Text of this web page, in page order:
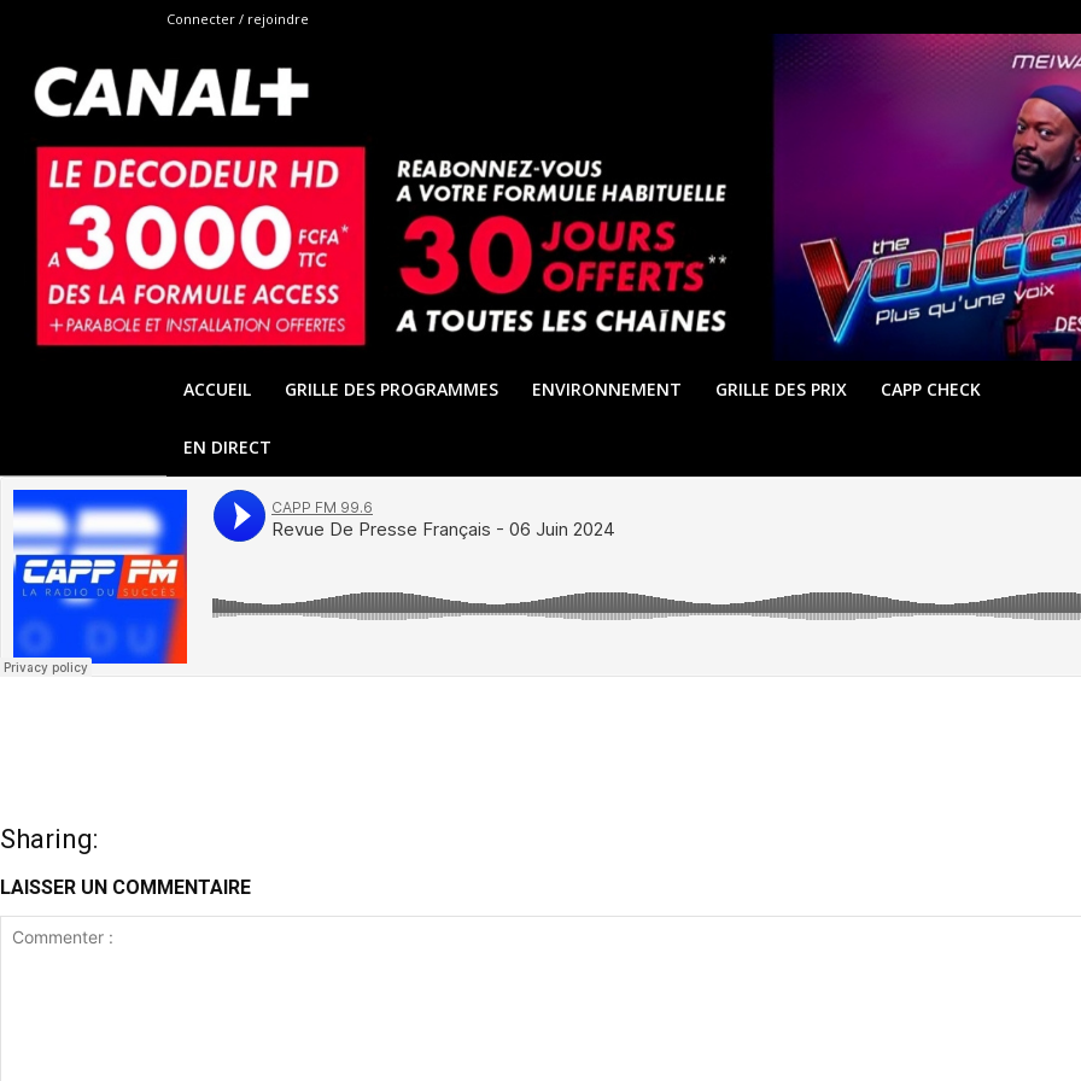
Connecter / rejoindre
ACCUEIL GRILLE DES PROGRAMMES ENVIRONNEMENT GRILLE DES PRIX CAPP CHECK
EN DIRECT
Sharing:
LAISSER UN COMMENTAIRE